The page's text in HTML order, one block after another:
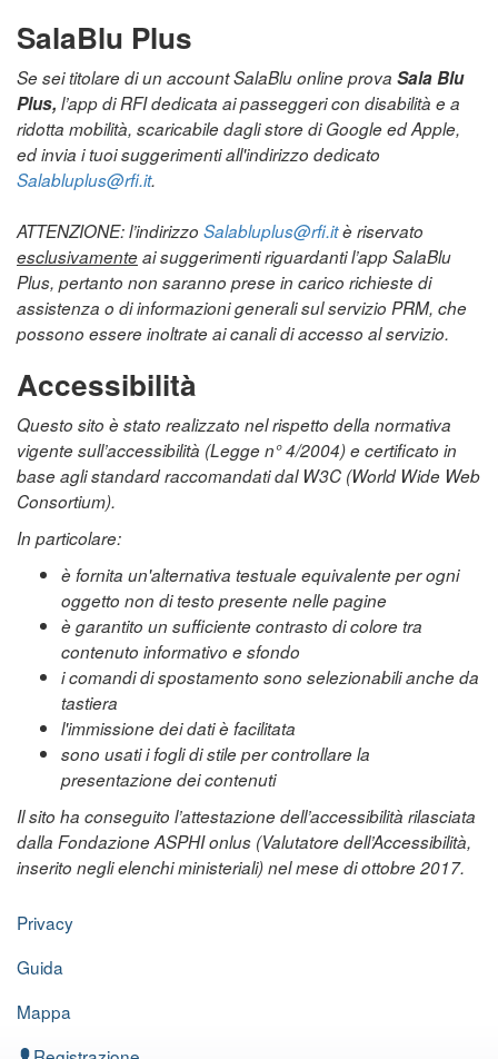
SalaBlu Plus
Se sei titolare di un account SalaBlu online prova Sala Blu
Plus, l’app di RFI dedicata ai passeggeri con disabilità e a
ridotta mobilità, scaricabile dagli store di Google ed Apple,
ed invia i tuoi suggerimenti all'indirizzo dedicato
Salabluplus@rfi.it.
ATTENZIONE: l’indirizzo Salabluplus@rfi.itè riservato
esclusivamenteai suggerimenti riguardanti l’app SalaBlu
Plus, pertanto non saranno prese in carico richieste di
assistenza o di informazioni generali sul servizio PRM, che
possono essere inoltrate ai canali di accesso al servizio.
Accessibilità
Questo sito è stato realizzato nel rispetto della normativa
vigente sull’accessibilità (Legge n° 4/2004) e certificato in
base agli standard raccomandati dal W3C (World Wide Web
Consortium).
In particolare:
è fornita un'alternativa testuale equivalente per ogni
oggetto non di testo presente nelle pagine
è garantito un sufficiente contrasto di colore tra
contenuto informativo e sfondo
i comandi di spostamento sono selezionabili anche da
tastiera
l'immissione dei dati è facilitata
sono usati i fogli di stile per controllare la
presentazione dei contenuti
Il sito ha conseguito l’attestazione dell’accessibilità rilasciata
dalla Fondazione ASPHI onlus (Valutatore dell’Accessibilità,
inserito negli elenchi ministeriali) nel mese di ottobre 2017.
Privacy
Guida
Mappa